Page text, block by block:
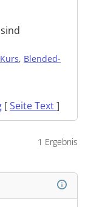
Kurs, Blended-
[Seite Text]
1 Ergebnis